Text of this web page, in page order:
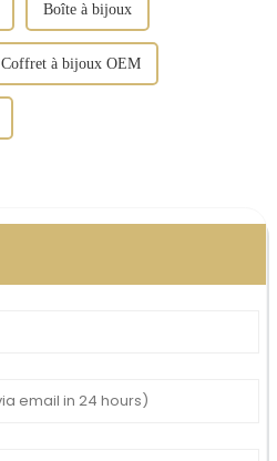
Boîte à bijoux
Coffret à bijoux OEM